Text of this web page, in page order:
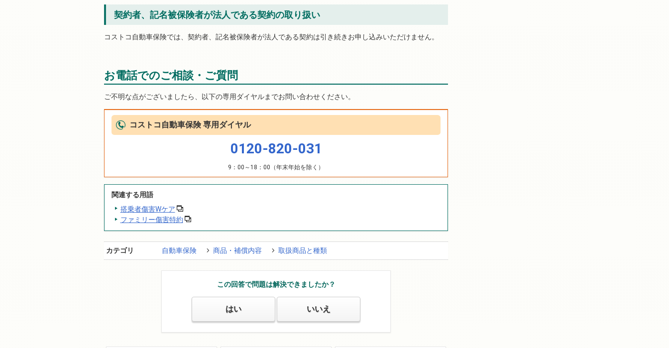
契約者、記名被保険者が法人である契約の取り扱い
コストコ自動車保険では、契約者、記名被保険者が法人である契約は引き続きお申し込みいただけません。
お電話でのご相談・ご質問
ご不明な点がございましたら、以下の専用ダイヤルまでお問い合わせください。
コストコ自動車保険 専用ダイヤル
0120-820-031
9：00～18：00（年末年始を除く）
関連する用語
搭乗者傷害Wケア
ファミリー傷害特約
カテゴリ 自動車保険 商品・補償内容 取扱商品と種類
この回答で問題は解決できましたか？
はい いいえ